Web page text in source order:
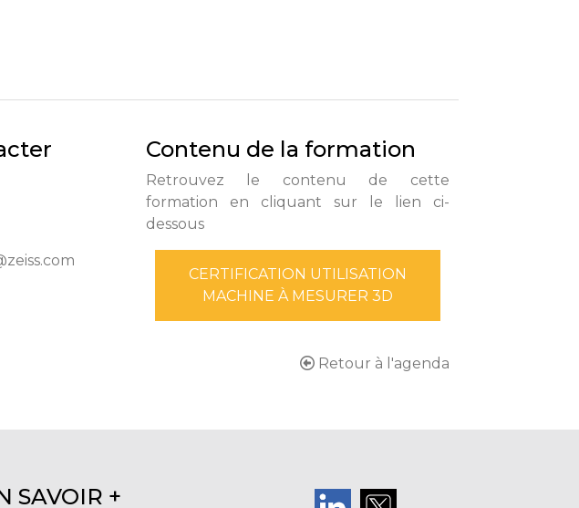
Contenu de la formation
Retrouvez le contenu de cette
formation en cliquant sur le lien ci-
dessous
CERTIFICATION UTILISATION
MACHINE À MESURER 3D
Retour à l'agenda
SAVOIR +